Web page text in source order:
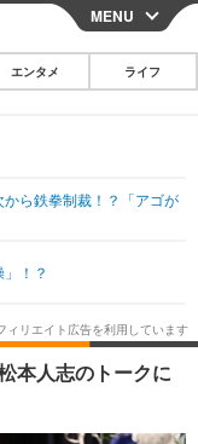
CLOSE
その他
映画・ドラマ
韓国・芸能
スポーツ
グルメ
ショッピング
MENU
エンタメ ライフ
ら鉄拳制裁！？「アゴが
！？
本人志のトークに